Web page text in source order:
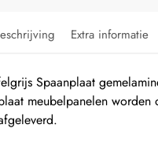
Extra informatie
Spaanplaat
meubelpanelen